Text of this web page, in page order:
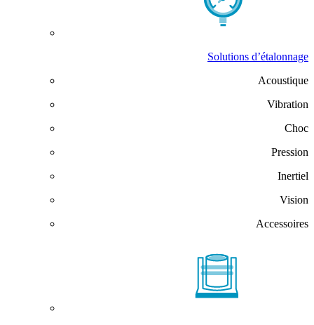
Solutions d’étalonnage
Acoustique
Vibration
Choc
Pression
Inertiel
Vision
Accessoires